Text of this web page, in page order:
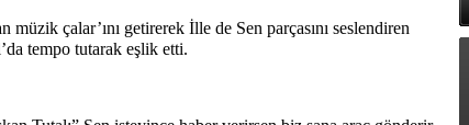
müzik çalar’ını getirerek İlle de Sen parçasını seslendiren
tempo tutarak eşlik etti.